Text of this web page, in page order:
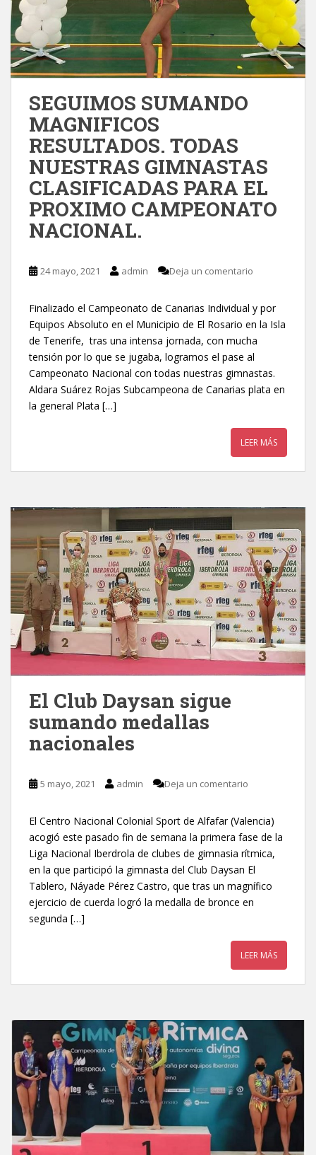
SEGUIMOS SUMANDO
MAGNIFICOS
RESULTADOS. TODAS
NUESTRAS GIMNASTAS
CLASIFICADAS PARA EL
PROXIMO CAMPEONATO
NACIONAL.
24 mayo, 2021 admin Deja un comentario
Finalizado el Campeonato de Canarias Individual y por
Equipos Absoluto en el Municipio de El Rosario en la Isla
de Tenerife, tras una intensa jornada, con mucha
tensión por lo que se jugaba, logramos el pase al
Campeonato Nacional con todas nuestras gimnastas.
Aldara Suárez Rojas Subcampeona de Canarias plata en
la general Plata […]
LEER MÁS
El Club Daysan sigue
sumando medallas
nacionales
5 mayo, 2021 admin Deja un comentario
El Centro Nacional Colonial Sport de Alfafar (Valencia)
acogió este pasado fin de semana la primera fase de la
Liga Nacional Iberdrola de clubes de gimnasia rítmica,
en la que participó la gimnasta del Club Daysan El
Tablero, Náyade Pérez Castro, que tras un magnífico
ejercicio de cuerda logró la medalla de bronce en
segunda […]
LEER MÁS